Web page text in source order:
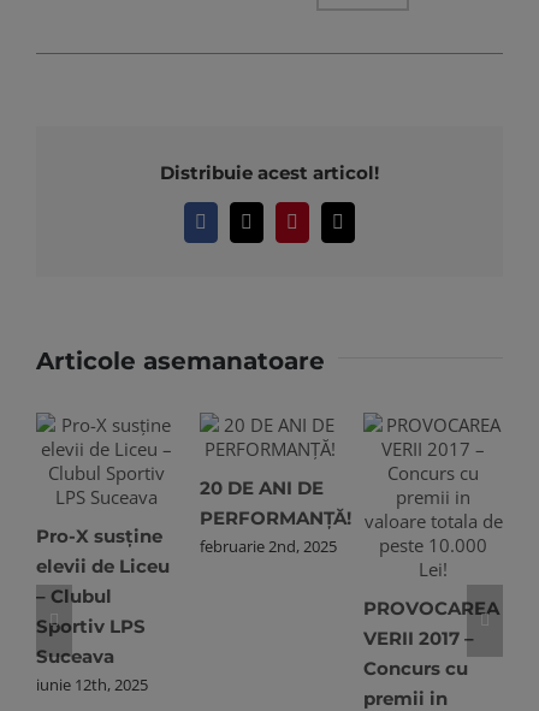
Distribuie acest articol!
Facebook
X Pinterest
E-
mail:
Articole asemanatoare
Pro-X susține
elevii de Liceu
– Clubul
Sportiv LPS
Suceava
iunie 12th, 2025
20 DE ANI DE
PERFORMANȚĂ!
februarie 2nd, 2025
PROVOCAREA
VERII 2017 –
Concurs cu
premii in